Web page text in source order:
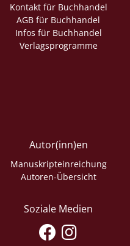
Kontakt für Buchhandel
AGB für Buchhandel
Infos für Buchhandel
Verlagsprogramme
Autor(inn)en
Manuskripteinreichung
Autoren-Übersicht
Soziale Medien